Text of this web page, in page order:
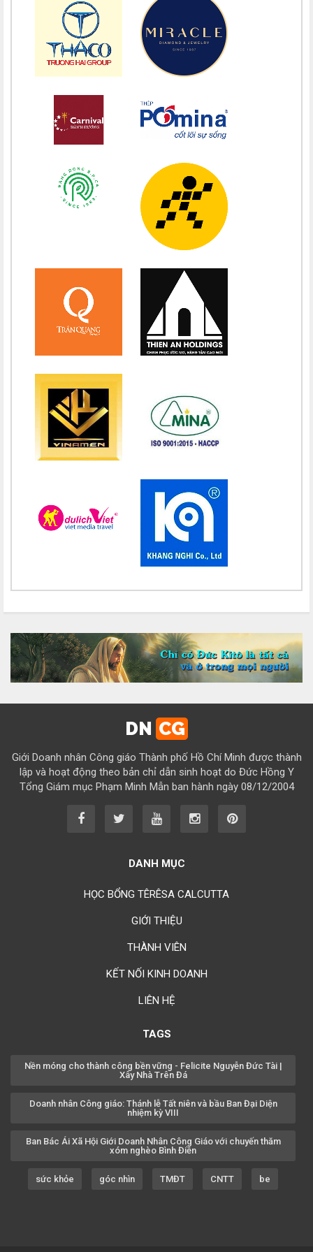
Chúc mừng bổn mạng Maria Vũ Thị Hoài Trang 15/08
Chúc mừng bổn mạng Maria Ngô Thị Thu 15/08
Chúc mừng bổn mạng Chị Maria Trương Thị Thanh Xuân 15/08
Chúc mừng bổn mạng Maria Đỗ Vy Hạ 15/08
Chúc mừng bổn mạng Maria Nguyễn Thị Trung Thu 15/08
Chúc mừng bổn mạng Maria Nguyễn Ngọc Anh 15/08
Chúc mừng bổn mạng Chị Maria Nguyễn Thị Diệu Phương 15/08
Chúc mừng bổn mạng Chị Maria Nguyễn Thị Bích Thuận 15/08
Chúc mừng bổn mạng Chị Maria Đặng Thị Lan Hương 15/08
Chúc mừng bổn mạng Chị Maria Nguyễn Nhiệm Mầu 15/08
Chúc mừng bổn mạng Chị Maria Nguyễn Mỹ Quỳnh Loan 15/08
Chúc mừng bổn mạng Chị Maria Vũ Thị Hà 15/08
Chúc mừng bổn mạng Chị Maria Nguyễn Thị Thành 15/08
Chúc mừng bổn mạng Chị Maria Lai Thị Lan Anh 15/08
Chúc mừng bổn mạng Chị Maria Nguyễn Thị Thuận 15/08
Chúc mừng bổn mạng Chị Maria Đỗ Thị Nguyệt 15/08
Chúc mừng bổn mạng Chị Maria Trần Thị Công Anh 15/08
Chúc mừng bổn mạng Chị Maria Đỗ Thị Tâm 15/08
Chúc mừng bổn mạng Chị Maria Lương Thị Hồng 15/08
Chúc mừng bổn mạng Chị Maria Ngô Thị Yến 15/08
Chúc mừng bổn mạng Chị Maria Nguyễn Tuấn Đông Quân 15/08
Chúc mừng bổn mạng Chị Maria Lâm Thanh Trúc 15/08
Chúc mừng bổn mạng Chị Maria Từ Ngọc Phụng 15/08
Chúc mừng bổn mạng Chị Rosa Nguyễn Mến Quý 23/08
DN CG
Giới Doanh nhân Công giáo Thành phố Hồ Chí Minh được thành
lập và hoạt động theo bản chỉ dẫn sinh hoạt do Đức Hồng Y
Tổng Giám mục Phạm Minh Mẫn ban hành ngày 08/12/2004
DANH MỤC
HỌC BỔNG TÊRÊSA CALCUTTA
GIỚI THIỆU
THÀNH VIÊN
KẾT NỐI KINH DOANH
LIÊN HỆ
TAGS
Nền móng cho thành công bền vững - Felicite Nguyễn Đức Tài |
Xây Nhà Trên Đá
Doanh nhân Công giáo: Thánh lễ Tất niên và bầu Ban Đại Diện
nhiệm kỳ VIII
Ban Bác Ái Xã Hội Giới Doanh Nhân Công Giáo với chuyến thăm
xóm nghèo Bình Điền
sức khỏe góc nhìn TMĐT CNTT be